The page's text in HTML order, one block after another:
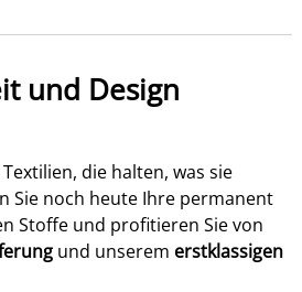
und Design
die halten, was sie
Sie noch heute Ihre permanent
Stoffe und profitieren Sie von
und unserem erstklassigen